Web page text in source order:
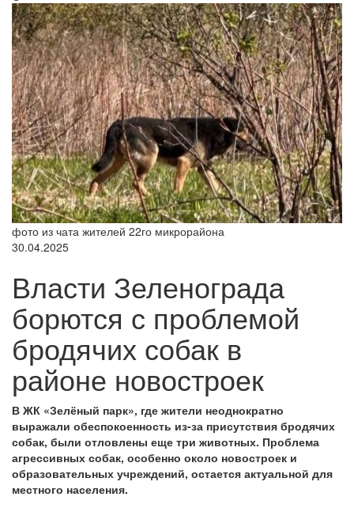
фото из чата жителей 22го микрорайона
30.04.2025
Власти Зеленограда
борются с проблемой
бродячих собак в
районе новостроек
В ЖК «Зелёный парк», где жители неоднократно
выражали обеспокоенность из-за присутствия бродячих
собак, были отловлены еще три животных. Проблема
агрессивных собак, особенно около новостроек и
образовательных учреждений, остается актуальной для
местного населения.